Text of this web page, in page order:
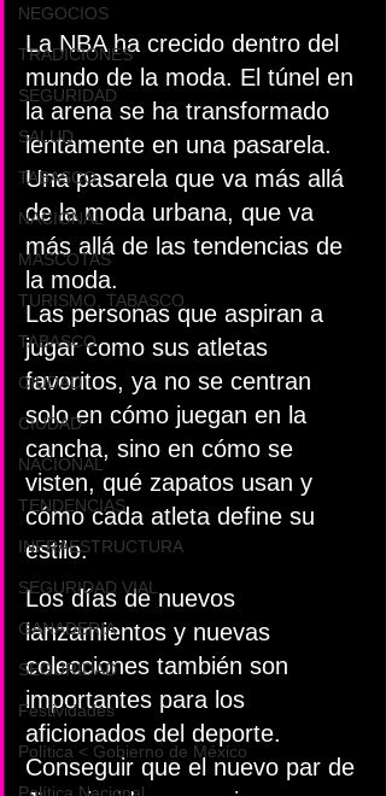
NEGOCIOS
TRADICIONES
SEGURIDAD
SALUD
TABASCO
NACIONAL
MASCOTAS
TURISMO, TABASCO
TABASCO
CIUDAD
CIUDAD
NACIONAL
TENDENCIAS
INFRAESTRUCTURA
SEGURIDAD VIAL
GANADERIA
SEGURIDAD
Festividades
Política < Gobierno de México
La NBA ha crecido dentro del
mundo de la moda. El túnel en
la arena se ha transformado
lentamente en una pasarela.
Una pasarela que va más allá
de la moda urbana, que va
más allá de las tendencias de
la moda.
Las personas que aspiran a
jugar como sus atletas
favoritos, ya no se centran
solo en cómo juegan en la
cancha, sino en cómo se
visten, qué zapatos usan y
cómo cada atleta define su
estilo.
Los días de nuevos
lanzamientos y nuevas
colecciones también son
importantes para los
aficionados del deporte.
Conseguir que el nuevo par de